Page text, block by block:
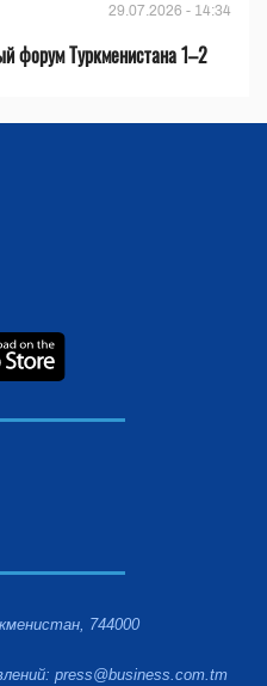
29.07.2026 - 14:34
форум Туркменистана 1–2
744000
press@business.com.tm